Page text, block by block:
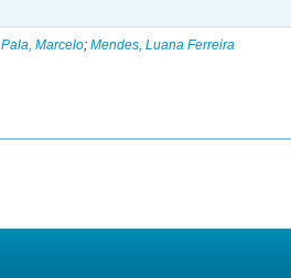
Pala, Marcelo;Mendes, Luana Ferreira